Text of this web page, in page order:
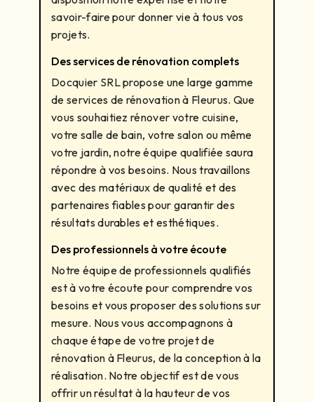
savoir-faire pour donner vie à tous vos
projets.
Des services de rénovation complets
Docquier SRL propose une large gamme
de services de rénovation à Fleurus. Que
vous souhaitiez rénover votre cuisine,
votre salle de bain, votre salon ou même
votre jardin, notre équipe qualifiée saura
répondre à vos besoins. Nous travaillons
avec des matériaux de qualité et des
partenaires fiables pour garantir des
résultats durables et esthétiques.
Des professionnels à votre écoute
Notre équipe de professionnels qualifiés
est à votre écoute pour comprendre vos
besoins et vous proposer des solutions sur
mesure. Nous vous accompagnons à
chaque étape de votre projet de
rénovation à Fleurus, de la conception à la
réalisation. Notre objectif est de vous
offrir un résultat à la hauteur de vos